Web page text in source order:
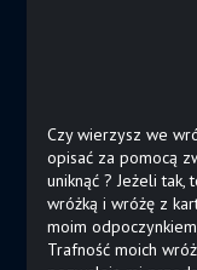
Czy wierzysz we
opisać za pomocą
uniknąć ? Jeżeli tak,
wróżką i wróżę z
moim
Trafność moich